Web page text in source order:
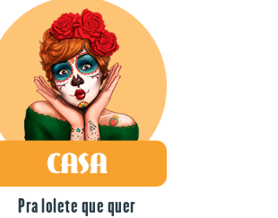
Pra lolete que quer
a casa toda lolística